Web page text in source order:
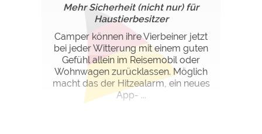
Mehr Sicherheit (nicht nur) für
Haustierbesitzer
Camper können ihre Vierbeiner jetzt
bei jeder Witterung mit einem guten
Gefühl allein im Reisemobil oder
Wohnwagen zurücklassen. Möglich
macht das der Hitzealarm, ein neues
App- ...